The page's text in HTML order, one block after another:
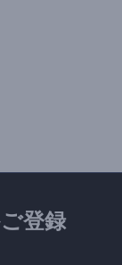
登録